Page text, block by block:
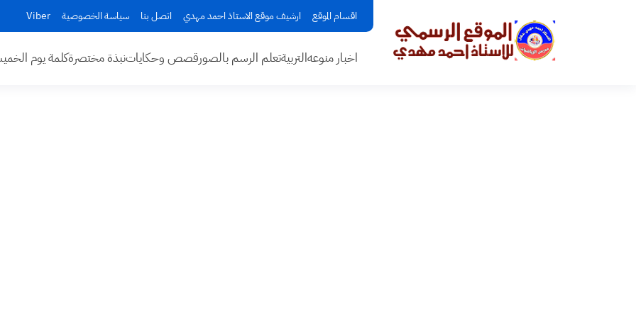
اقسام الموقع ارشيف موقع الاستاذ احمد مهدي اتصل بنا سياسة الخصوصية Viber
اخبار منوعهالتربيةتعلم الرسم بالصورقصص وحكاياتنبذة مختصرةكلمة يوم